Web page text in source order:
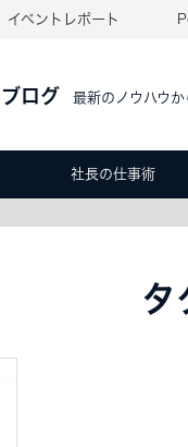
イベントレポート
ブログ 最新のノウハウ
社長の仕事術
タ